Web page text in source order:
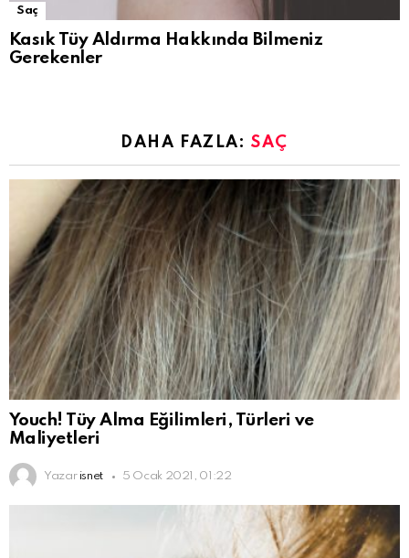
Saç
Kasık Tüy Aldırma Hakkında Bilmeniz
Gerekenler
DAHA FAZLA: SAÇ
Youch! Tüy Alma Eğilimleri, Türleri ve
Maliyetleri
Yazar isnet 5 Ocak 2021, 01:22